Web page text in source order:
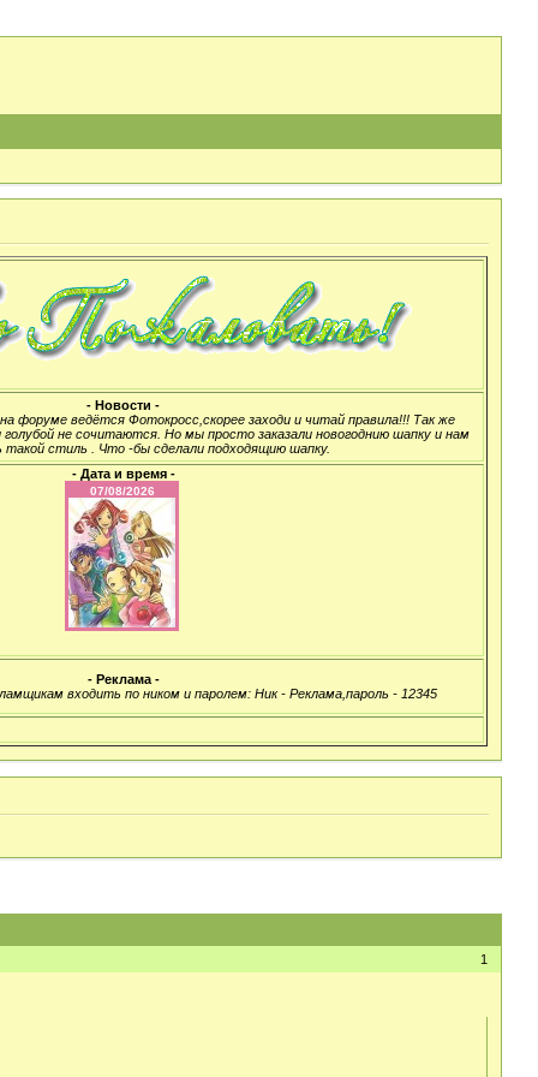
- Новости -
ведётся Фотокросс,скорее заходи и читай правила!!! Так же
не сочитаются. Но мы просто заказали новогоднию шапку и нам
такой стиль . Что -бы сделали подходящию шапку.
- Дата и время -
- Реклама -
входить по ником и паролем: Ник - Реклама,пароль - 12345
1